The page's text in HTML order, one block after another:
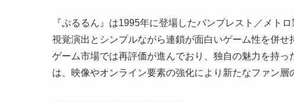
『ぷるるん』は1995年に登場したバンプレスト／メト
視覚演出とシンプルながら連鎖が面白いゲーム性を併
ゲーム市場では再評価が進んでおり、独自の魅力を持
は、映像やオンライン要素の強化により新たなファン層